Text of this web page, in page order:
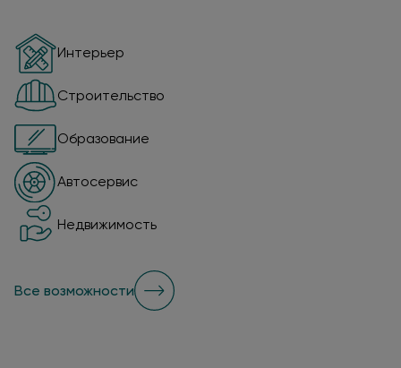
Интерьер
Строительство
Образование
Автосервис
Недвижимость
Все возможности